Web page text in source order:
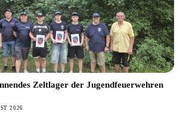
Zeltlager der Jugendfeuerwehren
2026